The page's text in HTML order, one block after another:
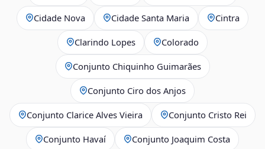
Cidade Nova Cidade Santa Maria Cintra
Clarindo Lopes Colorado
Conjunto Chiquinho Guimarães
Conjunto Ciro dos Anjos
Conjunto Clarice Alves Vieira Conjunto Cristo Rei
Conjunto Havaí Conjunto Joaquim Costa